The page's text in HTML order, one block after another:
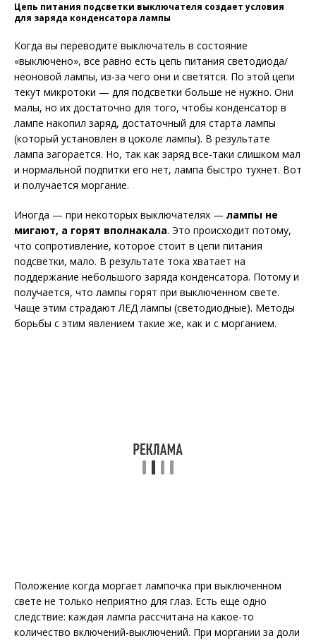
Цепь питания подсветки выключателя создает условия
для заряда конденсатора лампы
Когда вы переводите выключатель в состояние
«выключено», все равно есть цепь питания светодиода/
неоновой лампы, из-за чего они и светятся. По этой цепи
текут микротоки — для подсветки больше не нужно. Они
малы, но их достаточно для того, чтобы конденсатор в
лампе накопил заряд, достаточный для старта лампы
(который установлен в цоколе лампы). В результате
лампа загорается. Но, так как заряд все-таки слишком мал
и нормальной подпитки его нет, лампа быстро тухнет. Вот
и получается моргание.
Иногда — при некоторых выключателях — лампы не
мигают, а горят вполнакала. Это происходит потому,
что сопротивление, которое стоит в цепи питания
подсветки, мало. В результате тока хватает на
поддержание небольшого заряда конденсатора. Потому и
получается, что лампы горят при выключенном свете.
Чаще этим страдают ЛЕД лампы (светодиодные). Методы
борьбы с этим явлением такие же, как и с морганием.
Положение когда моргает лампочка при выключенном
свете не только неприятно для глаз. Есть еще одно
следствие: каждая лампа рассчитана на какое-то
количество включений-выключений. При моргании за доли